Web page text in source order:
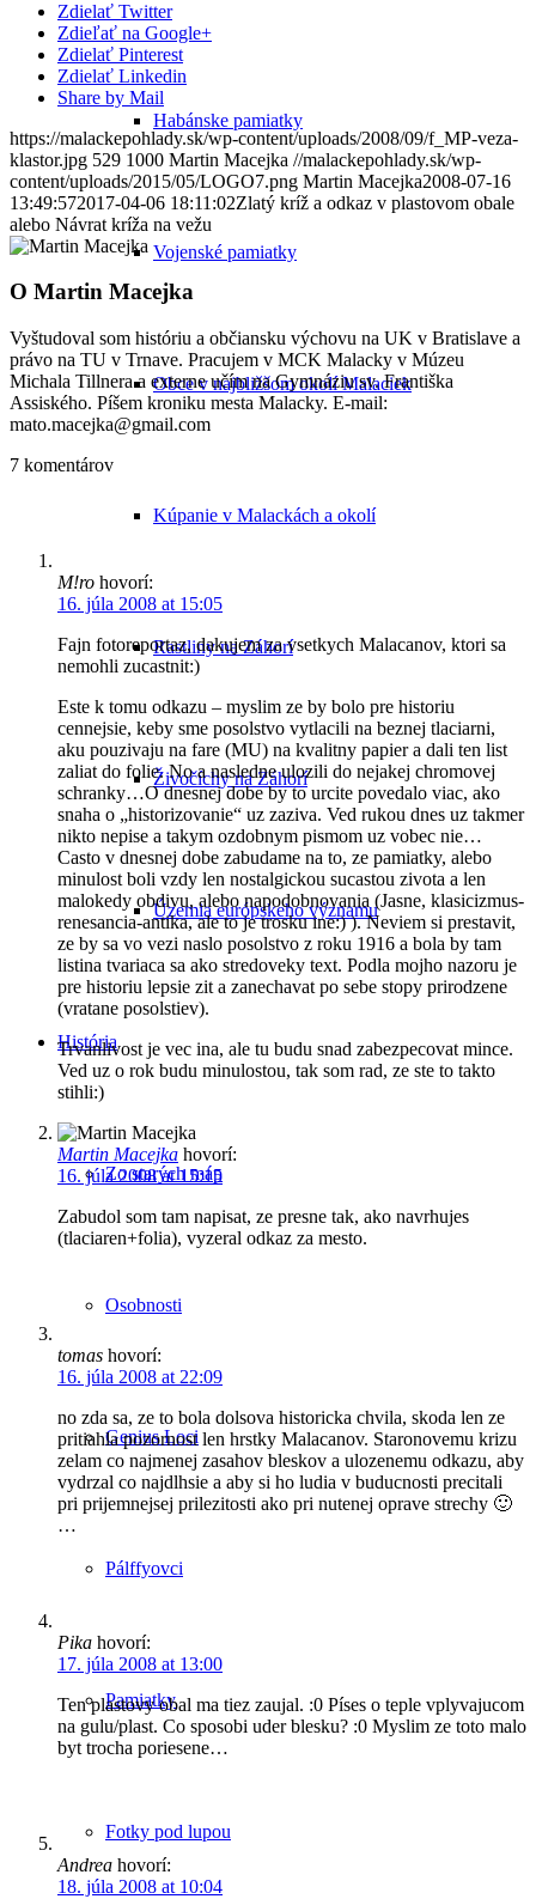
Habánske pamiatky
Vojenské pamiatky
Obce v najbližšom okolí Malaciek
Kúpanie v Malackách a okolí
Rastliny na Záhorí
Živočíchy na Záhorí
Územia európskeho významu
História
Zo starých máp
Osobnosti
Genius Loci
Pálffyovci
Pamiatky
Fotky pod lupou
Zdielať Twitter
Zdieľať na Google+
Zdielať Pinterest
Zdielať Linkedin
Share by Mail
https://malackepohlady.sk/wp-content/uploads/2008/09/f_MP-veza-
klastor.jpg 529 1000 Martin Macejka //malackepohlady.sk/wp-
content/uploads/2015/05/LOGO7.png Martin Macejka2008-07-16
13:49:572017-04-06 18:11:02Zlatý kríž a odkaz v plastovom obale
alebo Návrat kríža na vežu
O Martin Macejka
Vyštudoval som históriu a občiansku výchovu na UK v Bratislave a
právo na TU v Trnave. Pracujem v MCK Malacky v Múzeu
Michala Tillnera a externe učím na Gymnáziu sv. Františka
Assiského. Píšem kroniku mesta Malacky. E-mail:
mato.macejka@gmail.com
7 komentárov
M!ro hovorí:
16. júla 2008 at 15:05
Fajn fotoreportaz, dakujem za vsetkych Malacanov, ktori sa
nemohli zucastnit:)
Este k tomu odkazu – myslim ze by bolo pre historiu
cennejsie, keby sme posolstvo vytlacili na beznej tlaciarni,
aku pouzivaju na fare (MU) na kvalitny papier a dali ten list
zaliat do folie. No a nasledne ulozili do nejakej chromovej
schranky…O dnesnej dobe by to urcite povedalo viac, ako
snaha o „historizovanie“ uz zaziva. Ved rukou dnes uz takmer
nikto nepise a takym ozdobnym pismom uz vobec nie…
Casto v dnesnej dobe zabudame na to, ze pamiatky, alebo
minulost boli vzdy len nostalgickou sucastou zivota a len
malokedy obdivu, alebo napodobnovania (Jasne, klasicizmus-
renesancia-antika, ale to je trosku ine:) ). Neviem si prestavit,
ze by sa vo vezi naslo posolstvo z roku 1916 a bola by tam
listina tvariaca sa ako stredoveky text. Podla mojho nazoru je
pre historiu lepsie zit a zanechavat po sebe stopy prirodzene
(vratane posolstiev).
Trvanlivost je vec ina, ale tu budu snad zabezpecovat mince.
Ved uz o rok budu minulostou, tak som rad, ze ste to takto
stihli:)
Martin Macejka hovorí:
16. júla 2008 at 15:15
Zabudol som tam napisat, ze presne tak, ako navrhujes
(tlaciaren+folia), vyzeral odkaz za mesto.
tomas hovorí:
16. júla 2008 at 22:09
no zda sa, ze to bola dolsova historicka chvila, skoda len ze
pritiahla pozornost len hrstky Malacanov. Staronovemu krizu
zelam co najmenej zasahov bleskov a ulozenemu odkazu, aby
vydrzal co najdlhsie a aby si ho ludia v buducnosti precitali
pri prijemnejsej prilezitosti ako pri nutenej oprave strechy 🙂
…
Pika hovorí:
17. júla 2008 at 13:00
Ten plastovy obal ma tiez zaujal. :0 Píses o teple vplyvajucom
na gulu/plast. Co sposobi uder blesku? :0 Myslim ze toto malo
byt trocha poriesene…
Andrea hovorí:
18. júla 2008 at 10:04